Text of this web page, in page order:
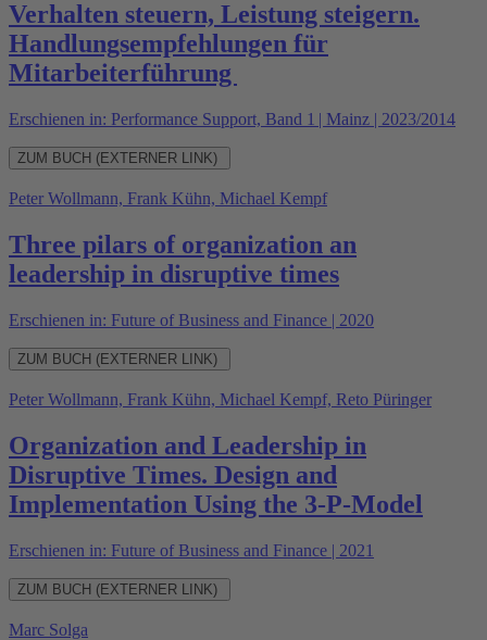
Verhalten steuern, Leistung steigern.
Handlungsempfehlungen für
Mitarbeiterführung
Erschienen in: Performance Support, Band 1 | Mainz | 2023/2014
ZUM BUCH (EXTERNER LINK)
Peter Wollmann, Frank Kühn, Michael Kempf
Three pilars of organization an
leadership in disruptive times
Erschienen in: Future of Business and Finance | 2020
ZUM BUCH (EXTERNER LINK)
Peter Wollmann, Frank Kühn, Michael Kempf, Reto Püringer
Organization and Leadership in
Disruptive Times. Design and
Implementation Using the 3-P-Model
Erschienen in: Future of Business and Finance | 2021
ZUM BUCH (EXTERNER LINK)
Marc Solga